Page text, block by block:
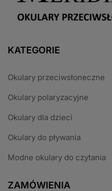
KATEGORIE
Okulary przeciwsłoneczne
Okulary polaryzacyjne
Okulary dla dzieci
Okulary do pływania
Modne okulary do czytania
ZAMÓWIENIA